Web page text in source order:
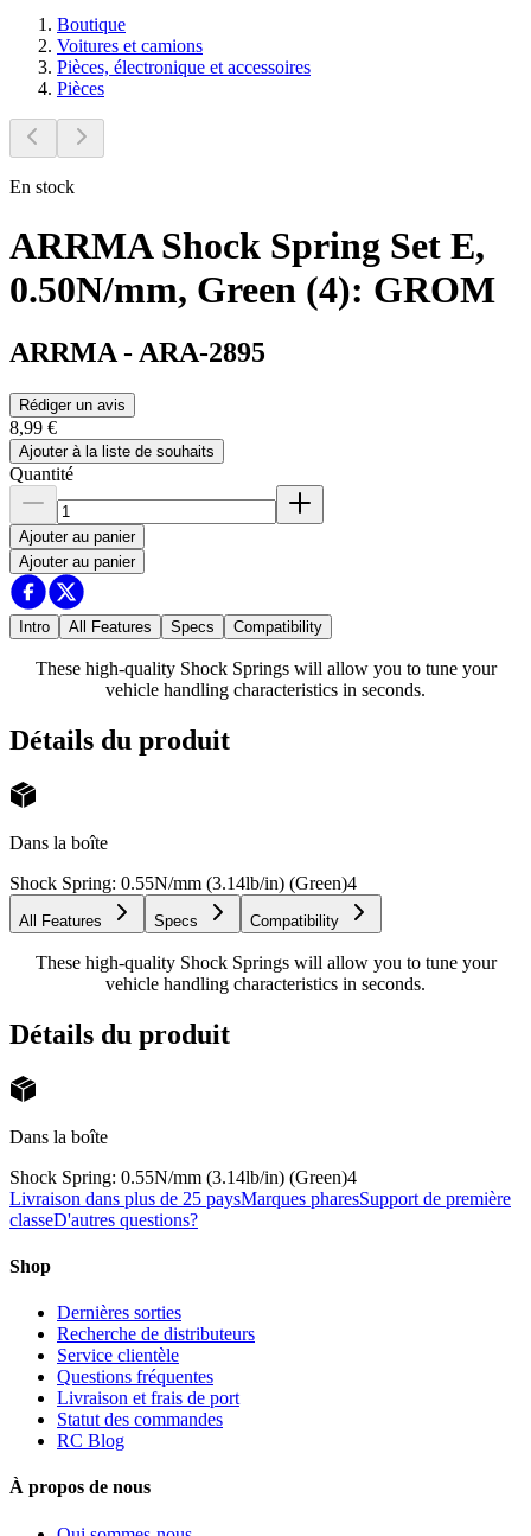
Boutique
Voitures et camions
Pièces, électronique et accessoires
Pièces
En stock
ARRMA Shock Spring Set E,
0.50N/mm, Green (4): GROM
ARRMA - ARA-2895
Rédiger un avis
8,99 €
Ajouter à la liste de souhaits
Quantité
Ajouter au panier
Ajouter au panier
Intro All Features Specs Compatibility
These high-quality Shock Springs will allow you to tune your
vehicle handling characteristics in seconds.
Détails du produit
Dans la boîte
Shock Spring: 0.55N/mm (3.14lb/in) (Green)4
All Features Specs Compatibility
These high-quality Shock Springs will allow you to tune your
vehicle handling characteristics in seconds.
Détails du produit
Dans la boîte
Shock Spring: 0.55N/mm (3.14lb/in) (Green)4
Livraison dans plus de 25 paysMarques pharesSupport de première
classeD'autres questions?
Shop
Dernières sorties
Recherche de distributeurs
Service clientèle
Questions fréquentes
Livraison et frais de port
Statut des commandes
RC Blog
À propos de nous